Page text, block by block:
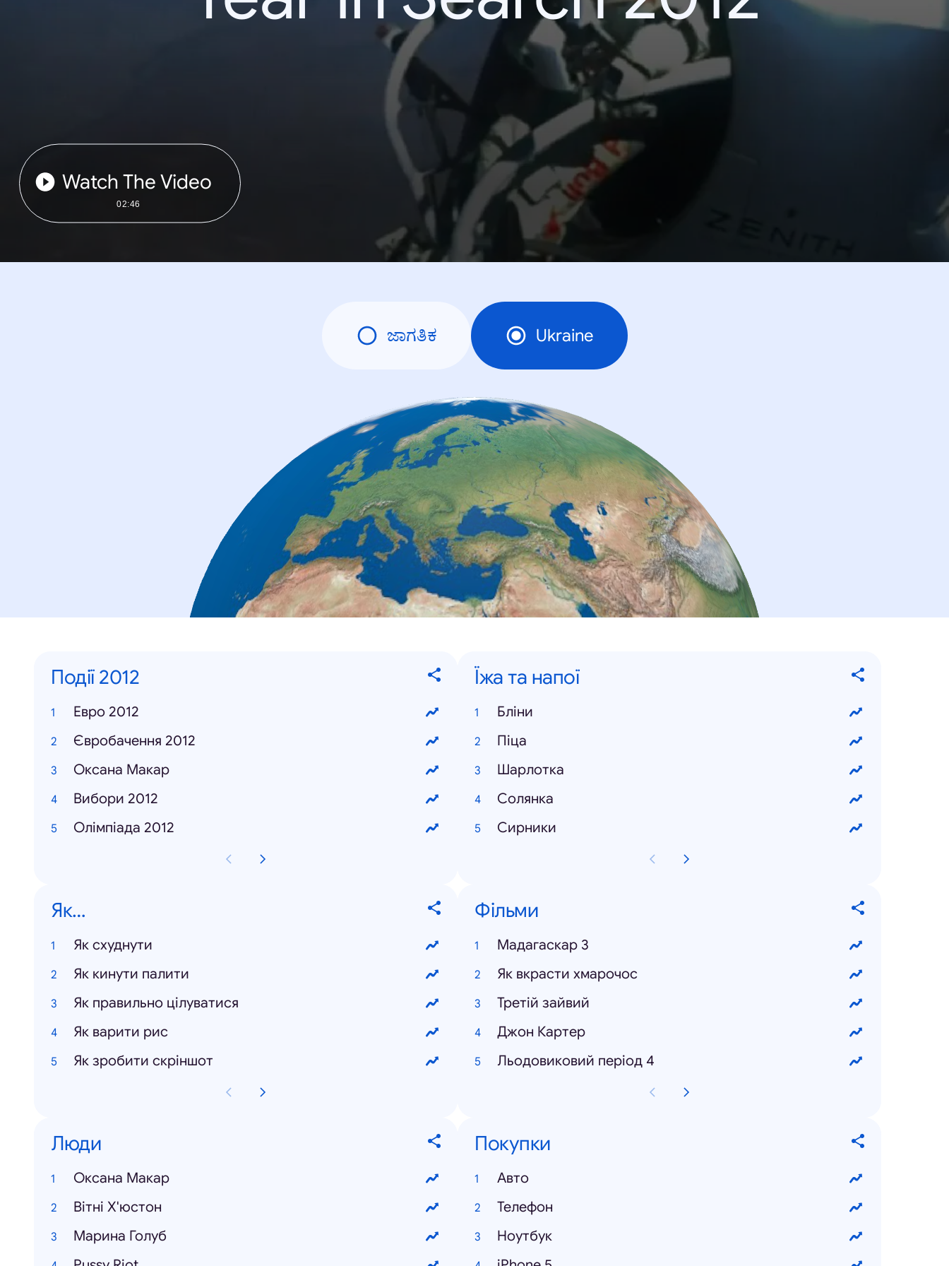
Watch The Video
02:46
ಜಾಗತಿಕ Ukraine
Події 2012
Евро 2012
Євробачення 2012
Оксана Макар
Вибори 2012
Олімпіада 2012
Їжа та напої
Бліни
Піца
Шарлотка
Солянка
Сирники
Як…
Як схуднути
Як кинути палити
Як правильно цілуватися
Як варити рис
Як зробити скріншот
Фільми
Мадагаскар 3
Як вкрасти хмарочос
Третій зайвий
Джон Картер
Льодовиковий період 4
Люди
Оксана Макар
Вітні Х'юстон
Марина Голуб
Покупки
Авто
Телефон
Ноутбук